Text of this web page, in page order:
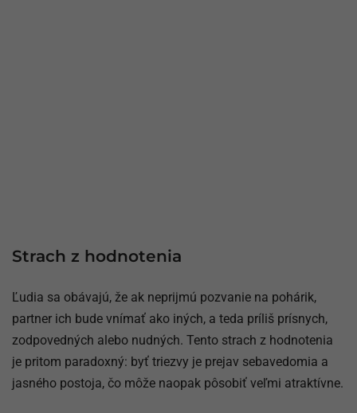
Strach z hodnotenia
Ľudia sa obávajú, že ak neprijmú pozvanie na pohárik,
partner ich bude vnímať ako iných, a teda príliš prísnych,
zodpovedných alebo nudných. Tento strach z hodnotenia
je pritom paradoxný: byť triezvy je prejav sebavedomia a
jasného postoja, čo môže naopak pôsobiť veľmi atraktívne.